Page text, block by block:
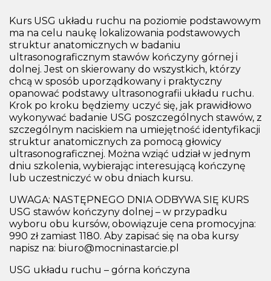
Kurs USG układu ruchu na poziomie podstawowym
ma na celu naukę lokalizowania podstawowych
struktur anatomicznych w badaniu
ultrasonograficznym stawów kończyny górnej i
dolnej. Jest on skierowany do wszystkich, którzy
chcą w sposób uporządkowany i praktyczny
opanować podstawy ultrasonografii układu ruchu.
Krok po kroku będziemy uczyć się, jak prawidłowo
wykonywać badanie USG poszczególnych stawów, z
szczególnym naciskiem na umiejętność identyfikacji
struktur anatomicznych za pomocą głowicy
ultrasonograficznej. Można wziąć udział w jednym
dniu szkolenia, wybierając interesującą kończynę
lub uczestniczyć w obu dniach kursu.
UWAGA: NASTĘPNEGO DNIA ODBYWA SIĘ KURS
USG stawów kończyny dolnej – w przypadku
wyboru obu kursów, obowiązuje cena promocyjna:
990 zł zamiast 1180. Aby zapisać się na oba kursy
napisz na: biuro@mocninastarcie.pl
USG układu ruchu – górna kończyna